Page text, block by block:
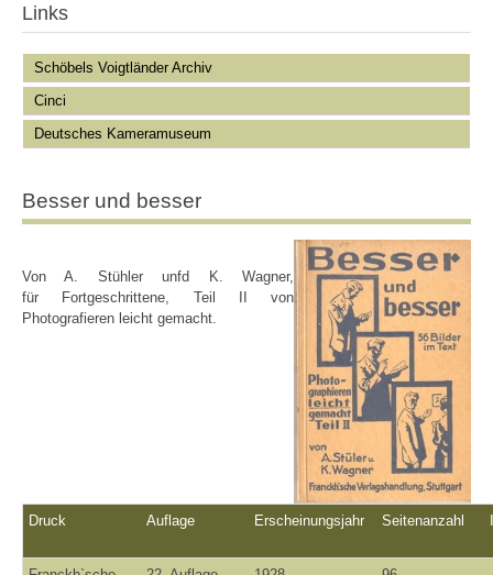
Links
Schöbels Voigtländer Archiv
Cinci
Deutsches Kameramuseum
Besser und besser
Von A. Stühler unfd K. Wagner,
für Fortgeschrittene, Teil II von
Photografieren leicht gemacht.
Druck Auflage Erscheinungsjahr Seitenanzahl